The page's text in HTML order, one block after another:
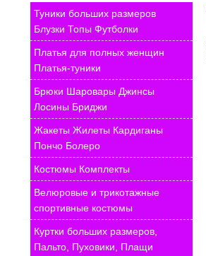
Туники больших размеров
Блузки Топы Футболки
Платья для полных женщин
Платья-туники
Брюки Шаровары Джинсы
Лосины Бриджи
Жакеты Жилеты Кардиганы
Пончо Болеро
Костюмы Комплекты
Велюровые и трикотажные
спортивные костюмы
Куртки больших размеров,
Пальто, Пуховики, Плащи